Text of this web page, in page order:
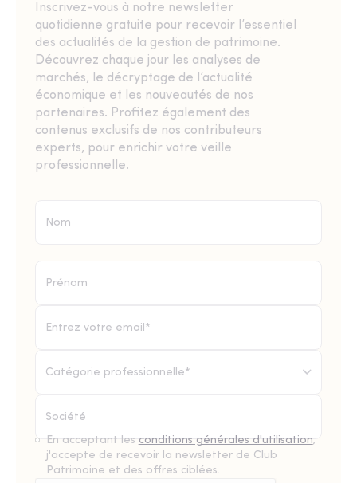
Inscrivez-vous à notre newsletter
quotidienne gratuite pour recevoir l’essentiel
des actualités de la gestion de patrimoine.
Découvrez chaque jour les analyses de
marchés, le décryptage de l’actualité
économique et les nouveautés de nos
partenaires. Profitez également des
contenus exclusifs de nos contributeurs
experts, pour enrichir votre veille
professionnelle.
Catégorie professionnelle*
En acceptant les conditions générales d'utilisation,
j'accepte de recevoir la newsletter de Club
Patrimoine et des offres ciblées.